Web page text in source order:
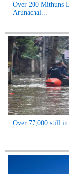
Over 200 Mithuns
Arunachal...
Over 77,000 still in